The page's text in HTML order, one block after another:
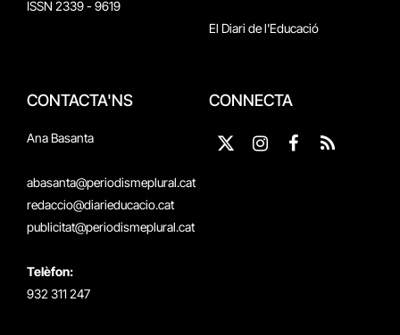
ISSN 2339 - 9619
El Diari de l'Educació
CONTACTA'NS
Ana Basanta
abasanta@periodismeplural.cat
redaccio@diarieducacio.cat
publicitat@periodismeplural.cat
Telèfon:
932 311 247
CONNECTA
X
Instagram
Facebook
RSS